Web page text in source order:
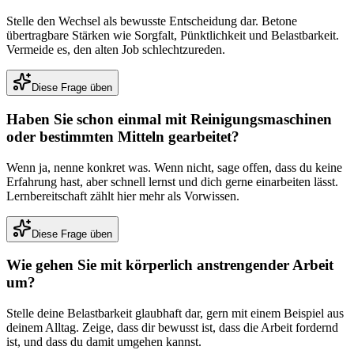
Stelle den Wechsel als bewusste Entscheidung dar. Betone
übertragbare Stärken wie Sorgfalt, Pünktlichkeit und Belastbarkeit.
Vermeide es, den alten Job schlechtzureden.
Diese Frage üben
Haben Sie schon einmal mit Reinigungsmaschinen
oder bestimmten Mitteln gearbeitet?
Wenn ja, nenne konkret was. Wenn nicht, sage offen, dass du keine
Erfahrung hast, aber schnell lernst und dich gerne einarbeiten lässt.
Lernbereitschaft zählt hier mehr als Vorwissen.
Diese Frage üben
Wie gehen Sie mit körperlich anstrengender Arbeit
um?
Stelle deine Belastbarkeit glaubhaft dar, gern mit einem Beispiel aus
deinem Alltag. Zeige, dass dir bewusst ist, dass die Arbeit fordernd
ist, und dass du damit umgehen kannst.